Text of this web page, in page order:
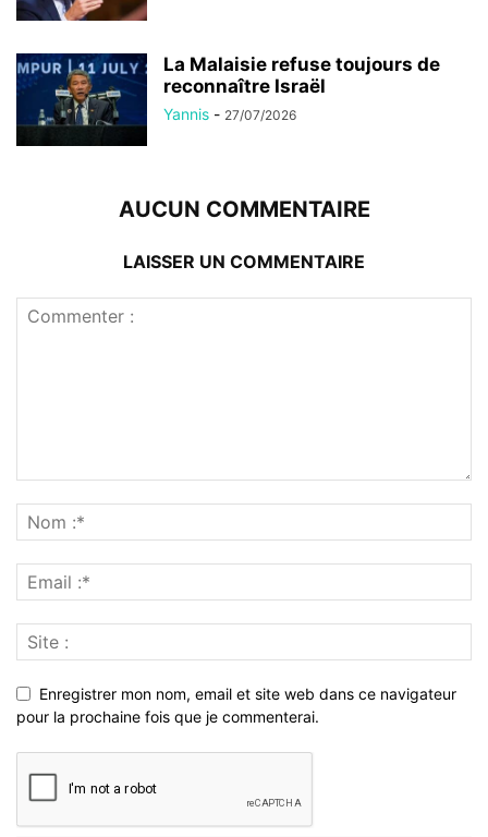
La Malaisie refuse toujours de
reconnaître Israël
Yannis - 27/07/2026
AUCUN COMMENTAIRE
LAISSER UN COMMENTAIRE
Enregistrer mon nom, email et site web dans ce navigateur
pour la prochaine fois que je commenterai.